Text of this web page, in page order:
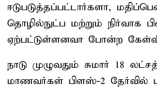
ஈடுபடுத்தப்பட்டார்களா,
தொழில்நுட்ப மற்றும் நிர்வாக
ஏற்பட்டுள்ளனவா போன்ற
நாடு முழுவதும் சுமார் 18
மாணவர்கள் பிளஸ்-2 தேர்வில்